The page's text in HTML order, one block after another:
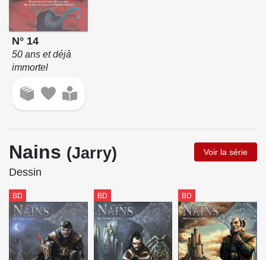
N° 14
50 ans et déjà
immortel
Nains (Jarry) Voir la série
Dessin
BD BD BD